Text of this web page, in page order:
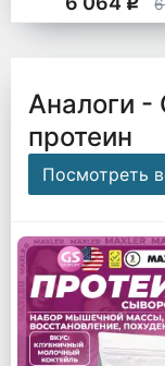
Аналоги -
протеин
Посмотреть